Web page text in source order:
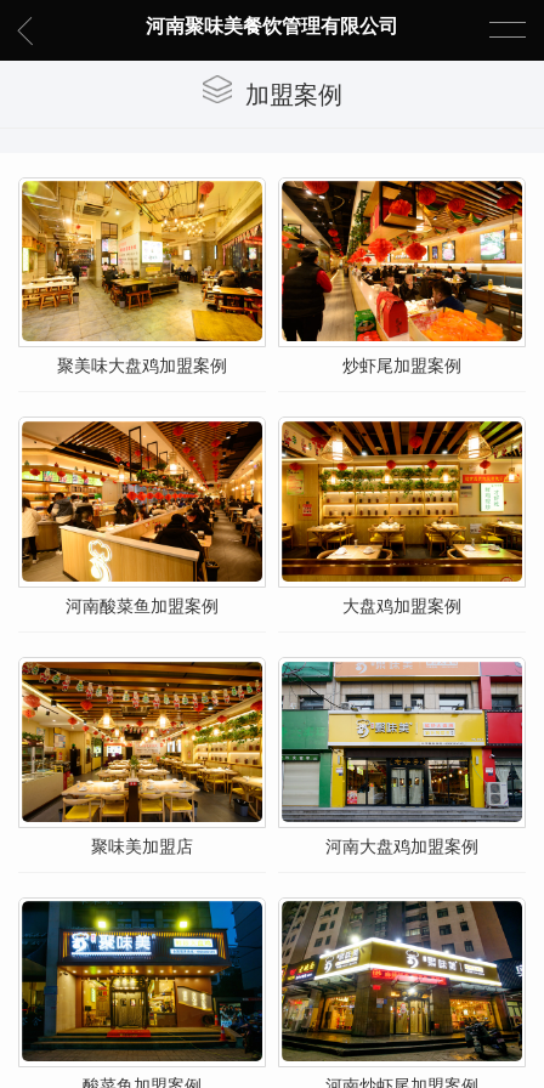
河南聚味美餐饮管理有限公司
加盟案例
聚美味大盘鸡加盟案例 炒虾尾加盟案例
河南酸菜鱼加盟案例 大盘鸡加盟案例
聚味美加盟店 河南大盘鸡加盟案例